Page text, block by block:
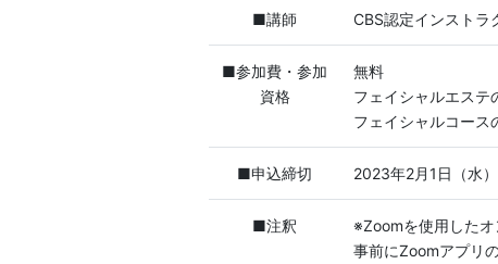
■講師 CBS認定インスト
■参加費・参加
資格
無料
フェイシャルエステ
フェイシャルコース
■申込締切 2023年2月1日（水
■注釈
※Zoomを使用したオ
事前にZoomアプリ